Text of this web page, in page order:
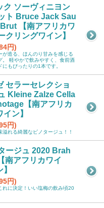
ク ソーヴィニヨン
ト Bruce Jack Sau
【南アフリカワ
クリングワイン】
円)
が造る、ほんのり甘みを感じる
。 軽やかで飲みやすく、食前酒
もぴったりの1本です。
セラーセレクショ
Kleine Zalze Cella
【南アフリカ
ン】
円)
れる綺麗なピノタージュ！！
ージュ 2020 Brah
南アフリカワイ
円)
れに決定！いい塩梅の飲み頃20